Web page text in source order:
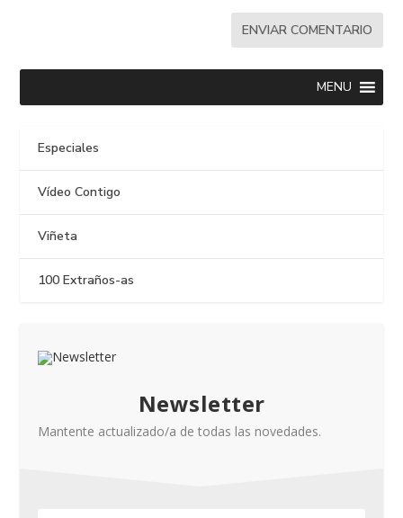
MENU
Especiales
Vídeo Contigo
Viñeta
100 Extraños-as
Newsletter
Mantente actualizado/a de todas las novedades.